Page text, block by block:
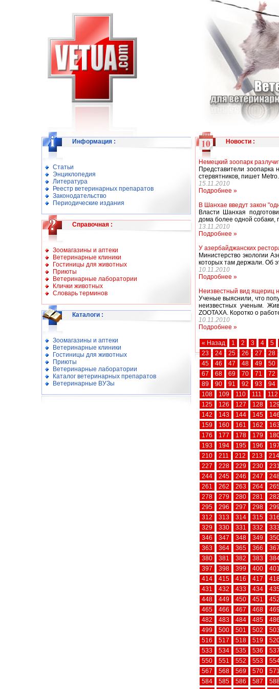
Информация :
Статьи
Энциклопедия
Литература
Реестр ветеринарных препаратов
Законодательство
Периодические издания
Справочная :
Зоомагазины и аптеки
Ветеринарные клиники
Гостиницы для животных
Приюты
Ветеринарные лаборатории
Клички животных
Словарь терминов
Каталоги :
Зоомагазины и аптеки
Ветеринарные клиники
Гостиницы для животных
Приюты
Ветеринарные лаборатории
Каталог ветеринарных препаратов
Ветеринарные ВУЗы
Новости :
Немецкий зоопарк
Представители зоопарка
стервятников, пишет Metro.
15.11.2010
Подробнее »
В Шанхае введут закон
Власти Шанхая
дома более одной собаки,
13.11.2010
Подробнее »
У азербайджанских
Министерство экологии
которых там держали. Об
10.11.2010
Подробнее »
Неизвестный вид ящериц
Ученые выяснили, что
неизвестных ученым.
ZOOTAXA. Коротко о
10.11.2010
Подробнее »
« Назад 1 2 3 4 5
23
24 25 26 27 28
45
46 47 48 49 50
67
68 69 70 71 72
89
90 91 92 93 94
108
109 110 111 112
125
126 127 128
142
143 144 145 146
159
160 161 162
176
177 178 179
193
194 195 196 197
210
211 212 213 214
227
228 229 230 231
244
245 246 247
261
262 263 264
278
279 280 281 282
295
296 297 298
312
313 314 315 316
329
330 331 332
346
347 348 349
363
364 365 366 367
380
381 382 383
397
398 399 400 401
414
415 416 417
431
432 433 434
448
449 450 451 452
465
466 467 468
482
483 484 485 486
499
500 501 502
516
517 518 519
533
534 535 536 537
550
551 552 553
567
568 569 570 571
584
585 586 587